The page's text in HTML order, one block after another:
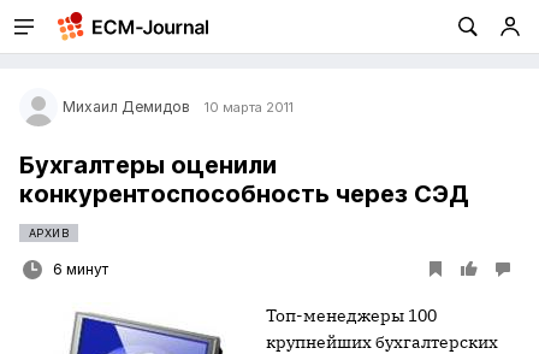
Михаил Демидов 10 марта 2011
Бухгалтеры оценили
конкурентоспособность через СЭД
АРХИВ
6 минут
Топ-менеджеры 100
крупнейших бухгалтерских